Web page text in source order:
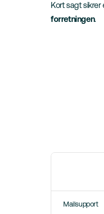
Kort sagt
forretningen.
Mailsupport